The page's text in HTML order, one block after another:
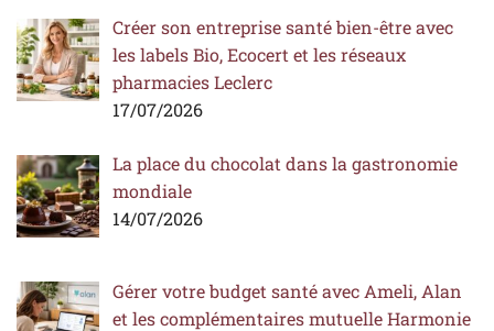
Créer son entreprise santé bien-être avec
les labels Bio, Ecocert et les réseaux
pharmacies Leclerc
17/07/2026
La place du chocolat dans la gastronomie
mondiale
14/07/2026
Gérer votre budget santé avec Ameli, Alan
et les complémentaires mutuelle Harmonie